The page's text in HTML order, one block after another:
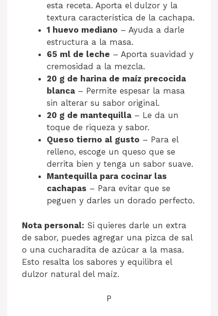
esta receta. Aporta el dulzor y la
textura característica de la cachapa.
1 huevo mediano – Ayuda a darle
estructura a la masa.
65 ml de leche – Aporta suavidad y
cremosidad a la mezcla.
20 g de harina de maíz precocida
blanca – Permite espesar la masa
sin alterar su sabor original.
20 g de mantequilla – Le da un
toque de riqueza y sabor.
Queso tierno al gusto – Para el
relleno, escoge un queso que se
derrita bien y tenga un sabor suave.
Mantequilla para cocinar las
cachapas – Para evitar que se
peguen y darles un dorado perfecto.
Nota personal: Si quieres darle un extra
de sabor, puedes agregar una pizca de sal
o una cucharadita de azúcar a la masa.
Esto resalta los sabores y equilibra el
dulzor natural del maíz.
P